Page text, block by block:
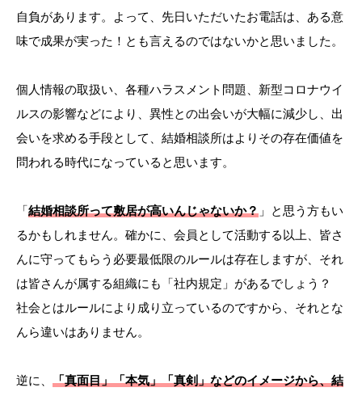
自負があります。よって、先日いただいたお電話は、ある意
味で成果が実った！とも言えるのではないかと思いました。
個人情報の取扱い、各種ハラスメント問題、新型コロナウイ
ルスの影響などにより、異性との出会いが大幅に減少し、出
会いを求める手段として、結婚相談所はよりその存在価値を
問われる時代になっていると思います。
「結婚相談所って敷居が高いんじゃないか？ 」と思う方もい
るかもしれません。確かに、会員として活動する以上、皆さ
んに守ってもらう必要最低限のルールは存在しますが、それ
は皆さんが属する組織にも「社内規定」があるでしょう？
社会とはルールにより成り立っているのですから、それとな
んら違いはありません。
逆に、 「真面目」「本気」「真剣」などのイメージから、結